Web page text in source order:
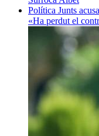
Política Junts
«Ha perdut el